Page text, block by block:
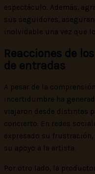
espectáculo. Además,
sus seguidores,
inolvidable una vez que
Reacciones de
de entradas
A pesar de la
incertidumbre ha
viajaron desde distintas
concierto. En redes
expresado su
su apoyo a la artista.
Por otro lado, la